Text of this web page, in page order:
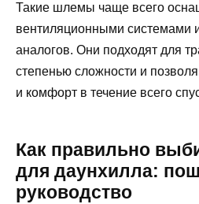
Такие шлемы чаще всего
вентиляционными системами
аналогов. Они подходят для
степенью сложности и
и комфорт в течение всего
Как правильно
для даунхилла:
руководство